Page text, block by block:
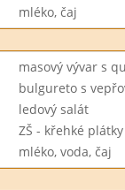
mléko, čaj
masový vývar s
bulgureto s
ledový salát
ZŠ - křehké
mléko, voda, čaj